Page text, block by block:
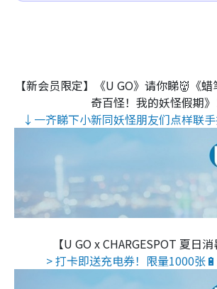
【新会员限定】《U GO》请你睇👹《
奇百怪！我的妖怪假期》
↓一齐睇下小新同妖怪朋友们点样联
【U GO x CHARGESPOT 夏日消
> 打卡即送充电券！限量1000张